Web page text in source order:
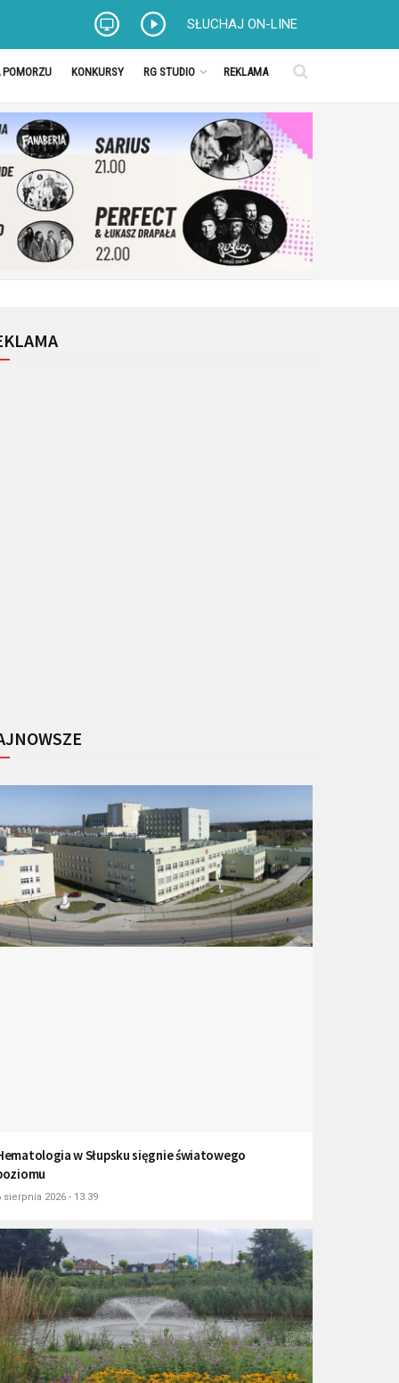
SŁUCHAJ ON-LINE
KONKURSY RG STUDIO REKLAMA
w Słupsku sięgnie światowego
sierpnia 2026 - 13:39